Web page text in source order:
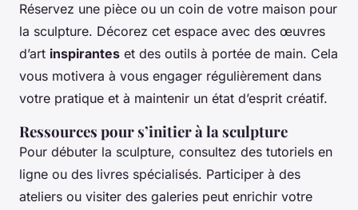
Réservez une pièce ou un coin de votre maison pour
la sculpture. Décorez cet espace avec des œuvres
d’art inspirantes et des outils à portée de main. Cela
vous motivera à vous engager régulièrement dans
votre pratique et à maintenir un état d’esprit créatif.
Ressources pour s’initier à la sculpture
Pour débuter la sculpture, consultez des tutoriels en
ligne ou des livres spécialisés. Participer à des
ateliers ou visiter des galeries peut enrichir votre